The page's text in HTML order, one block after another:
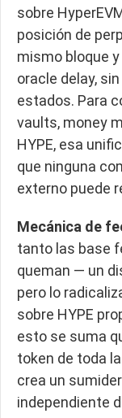
sobre
posición de
mismo bloque
oracle delay,
estados. Para
vaults, money
HYPE, esa
que ninguna
externo puede
Mecánica de
tanto las base
queman — un
pero lo
sobre HYPE
esto se suma
token de toda
crea un
independiente